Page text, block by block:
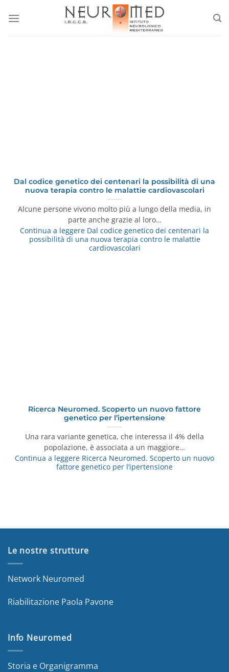
Dal codice genetico dei centenari la possibilità di una
nuova terapia contro le malattie cardiovascolari
Alcune persone vivono molto più a lungo della media, in
parte anche grazie al loro…
Continua a leggere Dal codice genetico dei centenari la
possibilità di una nuova terapia contro le malattie
cardiovascolari
Ricerca Neuromed. Scoperto un nuovo fattore
genetico per l’ipertensione
Una rara variante genetica, che interessa il 4% della
popolazione, è associata a un maggiore…
Continua a leggere Ricerca Neuromed. Scoperto un nuovo
fattore genetico per l’ipertensione
Le nostre strutture
Network Neuromed
Riabilitazione Paola Pavone
Info Neuromed
Storia e Organigramma